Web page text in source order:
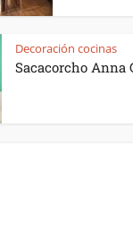
Decoración cocinas
Sacacorcho Anna